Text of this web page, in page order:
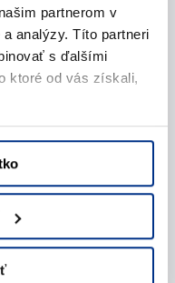
partnerom v
analýzy. Títo partneri
s ďalšími
ktoré od vás získali,